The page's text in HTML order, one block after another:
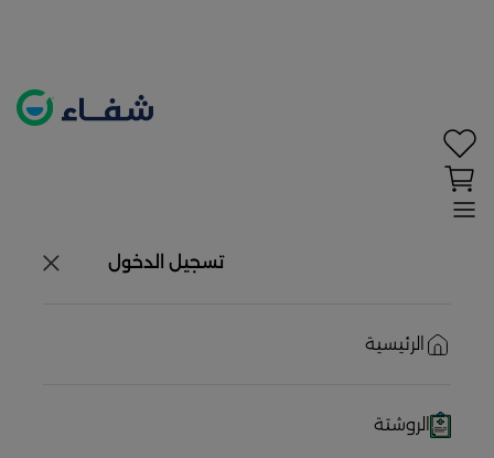
تسجيل الدخول
الرئيسية
الروشتة